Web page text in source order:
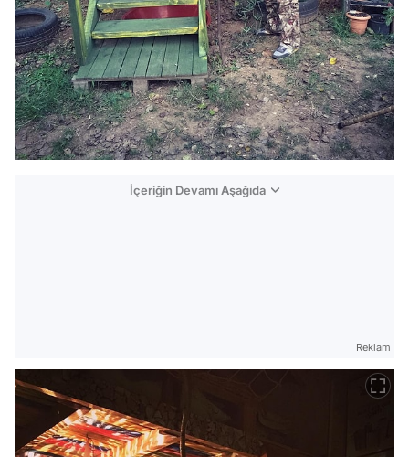
İçeriğin Devamı Aşağıda
Reklam